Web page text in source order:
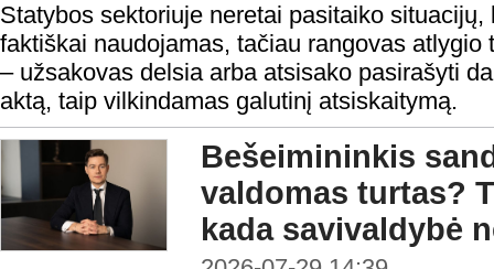
Statybos sektoriuje neretai pasitaiko
faktiškai naudojamas, tačiau rangovas
– užsakovas delsia arba atsisako pasirašyti
aktą, taip vilkindamas galutinį atsiskaitymą.
Bešeimininkis
valdomas turtas?
kada savivaldybė